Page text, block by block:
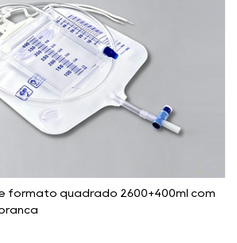
formato quadrado 2600+400ml com